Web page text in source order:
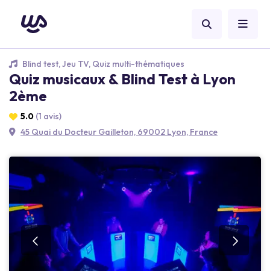
Blind test, Jeu TV, Quiz multi-thématiques
Quiz musicaux & Blind Test à Lyon
2ème
5.0 (1 avis)
45 Quai du Docteur Gailleton, 69002 Lyon, France